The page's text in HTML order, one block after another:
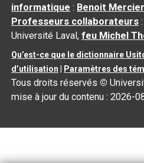
informatique : Benoit Mercier
Professeurs collaborateurs
Université Laval,feu Michel
Qu’est-ce que le dictionnaire
d’utilisation
Paramètres des
Tous droits réservés ©
mise à jour du contenu :2026-